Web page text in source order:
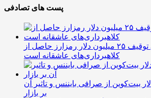
پست های تصادفی
آمریکا در پی توقیف ۲۵ میلیون دلار رمزارز حاصل از
کلاهبرداری‌های عاشقانه است
دلار بیت‌کوین از صرافی بایننس و تاثیر آن
بر بازار